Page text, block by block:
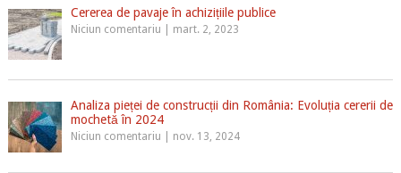
Cererea de pavaje în achizițiile publice
Niciun comentariu mart. 2, 2023
Analiza pieței de construcții din România: Evoluția cererii de
mochetă în 2024
Niciun comentariu nov. 13, 2024